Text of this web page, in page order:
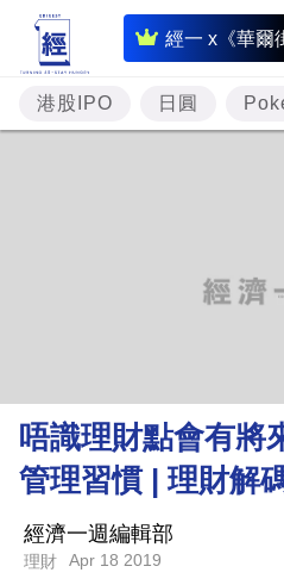
經一 x《華爾
即
時
財
經
理
財
業
科
港股IPO 日圓
唔識理財點會有將
管理習慣 | 理財解
經濟一週編輯部
理財 Apr 18 2019